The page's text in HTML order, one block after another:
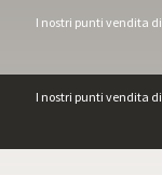
I nostri punti vendita
I nostri punti vendita